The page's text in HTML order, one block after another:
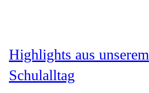
Highlights aus unserem
Schulalltag